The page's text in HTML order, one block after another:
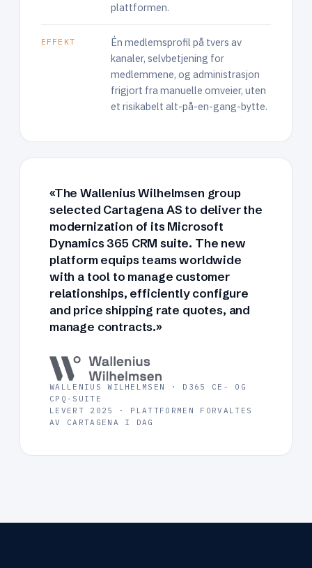
plattformen.
EFFEKT
Én medlemsprofil på tvers av
kanaler, selvbetjening for
medlemmene, og administrasjon
frigjort fra manuelle omveier, uten
et risikabelt alt-på-en-gang-bytte.
«The Wallenius Wilhelmsen group
selected Cartagena AS to deliver the
modernization of its Microsoft
Dynamics 365 CRM suite. The new
platform equips teams worldwide
with a tool to manage customer
relationships, efficiently configure
and price shipping rate quotes, and
manage contracts.»
WALLENIUS WILHELMSEN · D365 CE- OG
CPQ-SUITE
LEVERT 2025 · PLATTFORMEN FORVALTES
AV CARTAGENA I DAG